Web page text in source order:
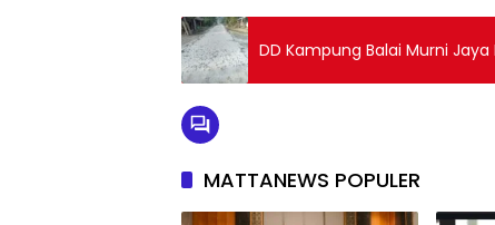
DD Kampung Balai Murni
MATTANEWS POPULER